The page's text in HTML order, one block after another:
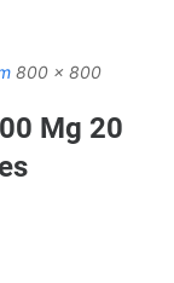
800 x 800
Mg 20